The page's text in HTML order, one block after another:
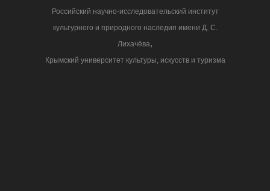
Российский научно-исследовательский институт
культурного и природного наследия имени Д. С.
Лихачёва,
Крымский университет культуры, искусств и туризма